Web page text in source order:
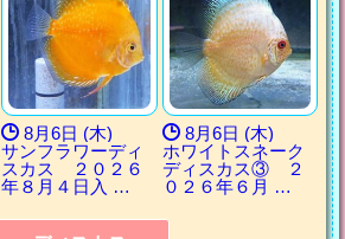
8月6日 (木)
サンフラワーディ
スカス ２０２６
年８月４日入 …
8月6日 (木)
ホワイトスネーク
ディスカス③ ２
０２６年６月 …